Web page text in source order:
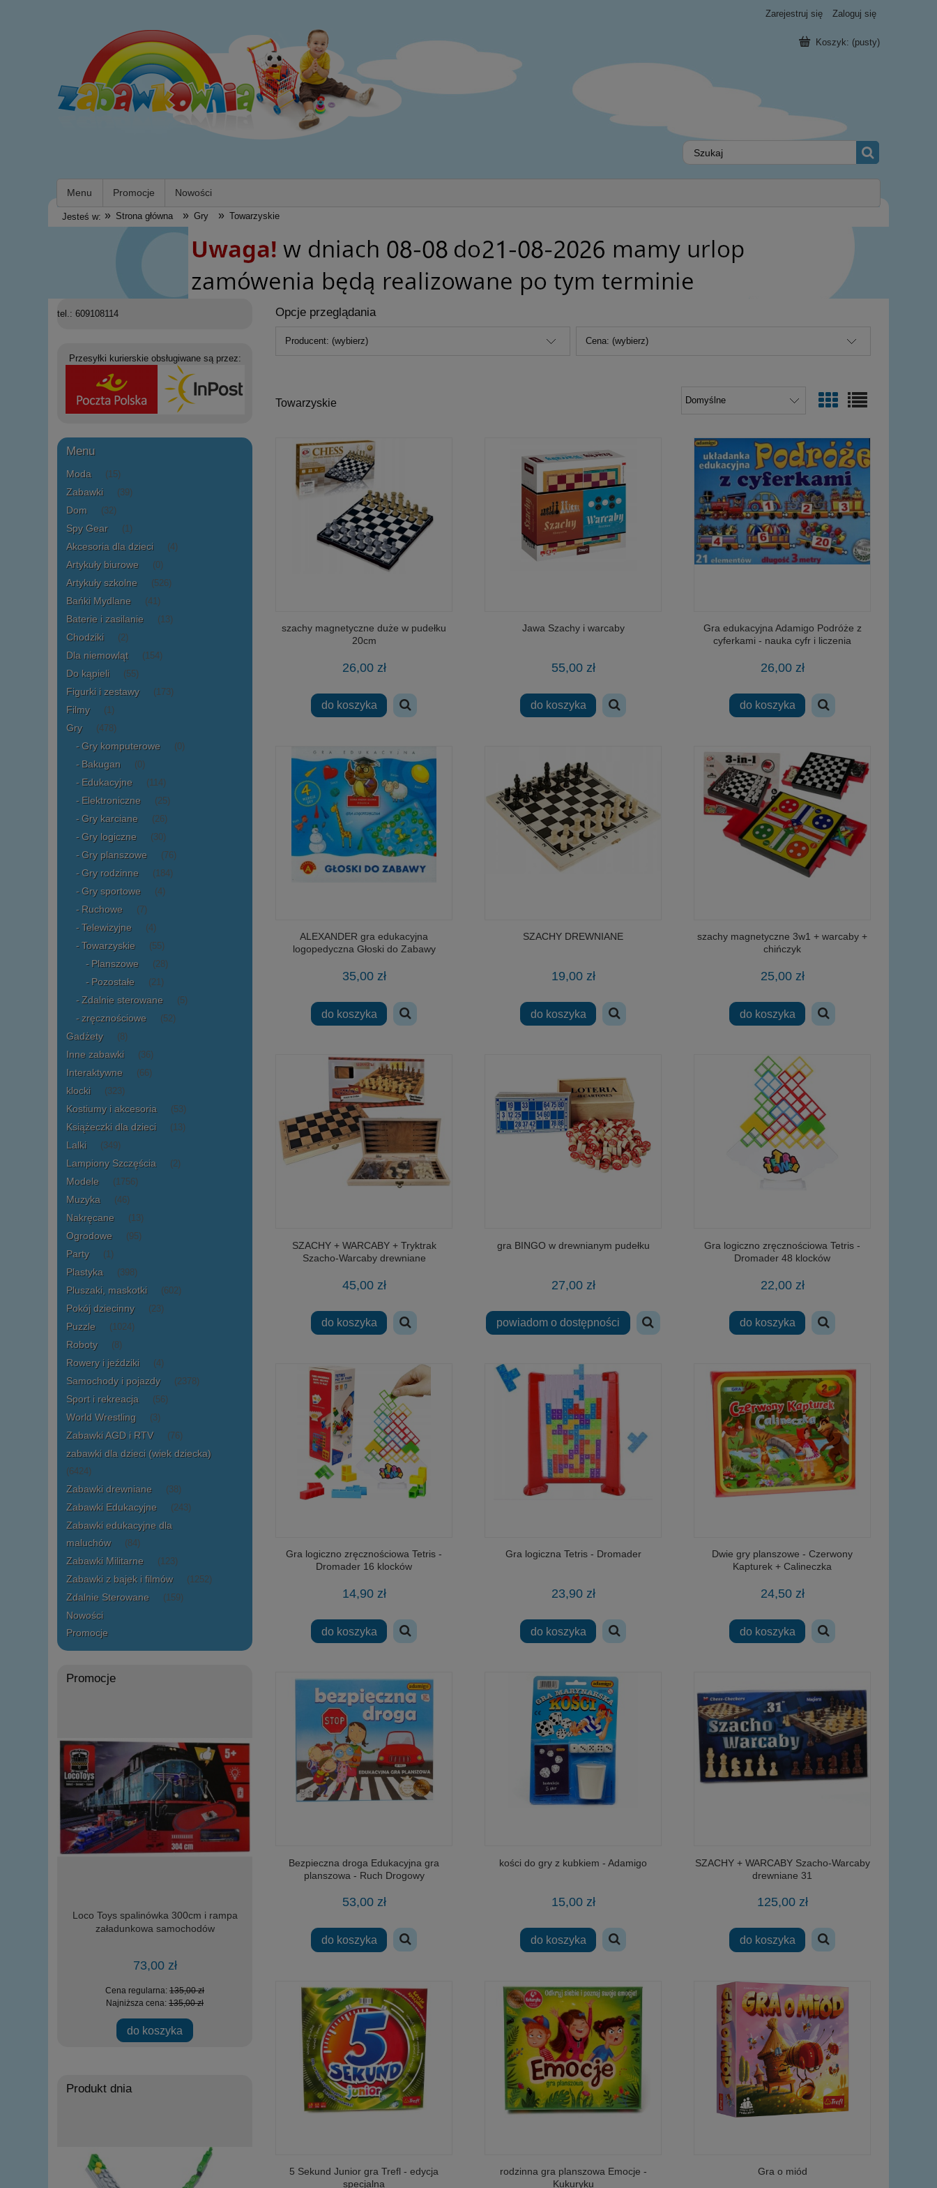
Zarejestruj się Zaloguj się
Koszyk: (pusty)
Menu Promocje Nowości
Jesteś w: » Strona główna » Gry » Towarzyskie
tel.: 609108114
Przesyłki kurierskie obsługiwane są przez:
Menu
Moda (15)
Zabawki (39)
Dom (32)
Spy Gear (1)
Akcesoria dla dzieci (4)
Artykuły biurowe (0)
Artykuły szkolne (526)
Bańki Mydlane (41)
Baterie i zasilanie (13)
Chodziki (2)
Dla niemowląt (154)
Do kąpieli (55)
Figurki i zestawy (173)
Filmy (1)
Gry (478)
Gry komputerowe (0)
Bakugan (0)
Edukacyjne (114)
Elektroniczne (25)
Gry karciane (26)
Gry logiczne (30)
Gry planszowe (76)
Gry rodzinne (184)
Gry sportowe (4)
Ruchowe (7)
Telewizyjne (4)
Towarzyskie (55)
Planszowe (28)
Pozostałe (21)
Zdalnie sterowane (5)
zręcznościowe (52)
Gadżety (8)
Inne zabawki (36)
Interaktywne (66)
klocki (323)
Kostiumy i akcesoria (53)
Książeczki dla dzieci (13)
Lalki (349)
Lampiony Szczęścia (2)
Modele (1756)
Muzyka (46)
Nakręcane (13)
Ogrodowe (95)
Party (1)
Plastyka (398)
Pluszaki, maskotki (602)
Pokój dziecinny (23)
Puzzle (1024)
Roboty (8)
Rowery i jeździki (4)
Samochody i pojazdy (2378)
Sport i rekreacja (56)
World Wrestling (3)
Zabawki AGD i RTV (76)
zabawki dla dzieci (wiek dziecka)
(6424)
Zabawki drewniane (38)
Zabawki Edukacyjne (243)
Zabawki edukacyjne dla
maluchów
(84)
Zabawki Militarne (123)
Zabawki z bajek i filmów (1252)
Zdalnie Sterowane (159)
Nowości
Promocje
Promocje
Loco Toys spalinówka 300cm i rampa
załadunkowa samochodów
73,00 zł
Cena regularna: 135,00 zł
Najniższa cena: 135,00 zł
do koszyka
helikopter szturmowy 297 elementów
Cena regularna:58,00 zł
Najniższa cena:58,00 zł
powiadom o dostępności
Stosik
Cena regularna:49,00 zł
Najniższa cena: 49,00 zł
powiadom o dostępności
Produkt dnia
Opcje przeglądania
Producent: (wybierz) Cena: (wybierz)
Towarzyskie
szachy magnetyczne duże w pudełku
20cm
26,00 zł
do koszyka
Jawa Szachy i warcaby
55,00 zł
do koszyka
Gra edukacyjna Adamigo Podróże z
cyferkami - nauka cyfr i liczenia
26,00 zł
do koszyka
ALEXANDER gra edukacyjna
logopedyczna Głoski do Zabawy
35,00 zł
do koszyka
SZACHY DREWNIANE
19,00 zł
do koszyka
szachy magnetyczne 3w1 + warcaby +
chińczyk
25,00 zł
do koszyka
SZACHY + WARCABY + Tryktrak
Szacho-Warcaby drewniane
45,00 zł
do koszyka
gra BINGO w drewnianym pudełku
27,00 zł
powiadom o dostępności
Gra logiczno zręcznościowa Tetris -
Dromader 48 klocków
22,00 zł
do koszyka
Gra logiczno zręcznościowa Tetris -
Dromader 16 klocków
14,90 zł
do koszyka
Gra logiczna Tetris - Dromader
23,90 zł
do koszyka
Dwie gry planszowe - Czerwony
Kapturek + Calineczka
24,50 zł
do koszyka
Bezpieczna droga Edukacyjna gra
planszowa - Ruch Drogowy
53,00 zł
do koszyka
kości do gry z kubkiem - Adamigo
15,00 zł
do koszyka
SZACHY + WARCABY Szacho-Warcaby
drewniane 31
125,00 zł
do koszyka
5 Sekund Junior gra Trefl - edycja
specjalna
rodzinna gra planszowa Emocje -
Kukuryku
Gra o miód